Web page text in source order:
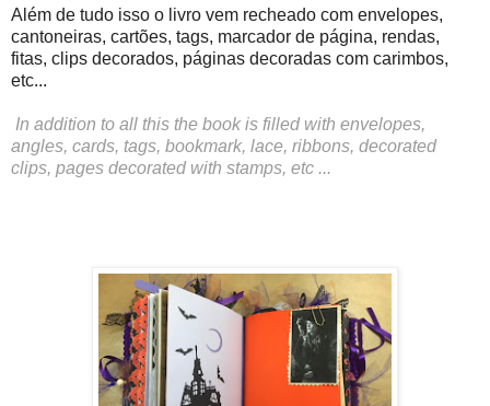
Além de tudo isso o livro vem recheado com envelopes,
cantoneiras, cartões, tags, marcador de página, rendas,
fitas, clips decorados, páginas decoradas com carimbos,
etc...
In addition to all this the book is filled with envelopes,
angles, cards, tags, bookmark, lace, ribbons, decorated
clips, pages decorated with stamps, etc ...